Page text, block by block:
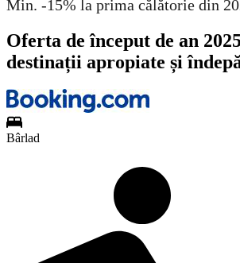
Min. -15% la prima călătorie din
Oferta de început de an
destinații apropiate și
Bârlad